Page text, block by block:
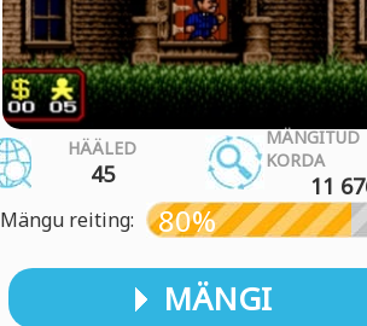
HÄÄLED
45
MÄNGITUD
KORDA
11
Mängu reiting: 80%
MÄNGI